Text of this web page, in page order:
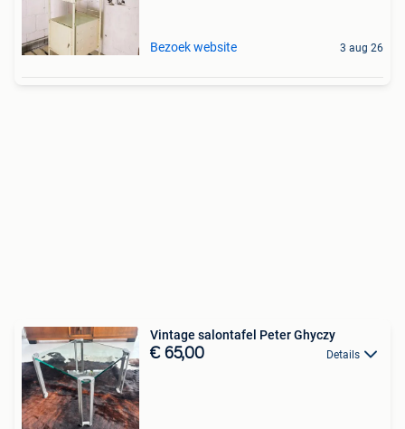
Bezoek website 3 aug 26
Vintage salontafel Peter Ghyczy
€ 65,00 Details